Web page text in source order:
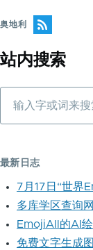
奥地利
站内搜索
最新日志
7月17日“世界
多库学区查询
EmojiAll的AI
免费文字生成